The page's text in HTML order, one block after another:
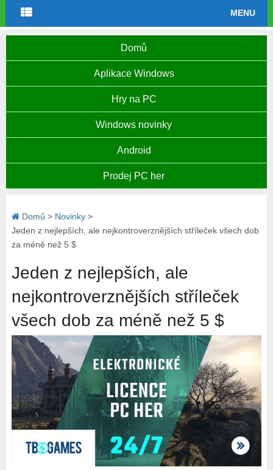
MENU
Domů
Aplikace Windows
Hry na PC
Windows novinky
Android
Prodej PC her
Domů > Novinky>
Jeden z nejlepších, ale nejkontroverznějších stříleček všech dob
za méně než 5 $
Jeden z nejlepších, ale
nejkontroverznějších stříleček
všech dob za méně než 5 $